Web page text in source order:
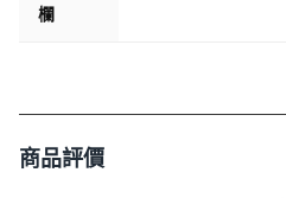
欄
商品評價